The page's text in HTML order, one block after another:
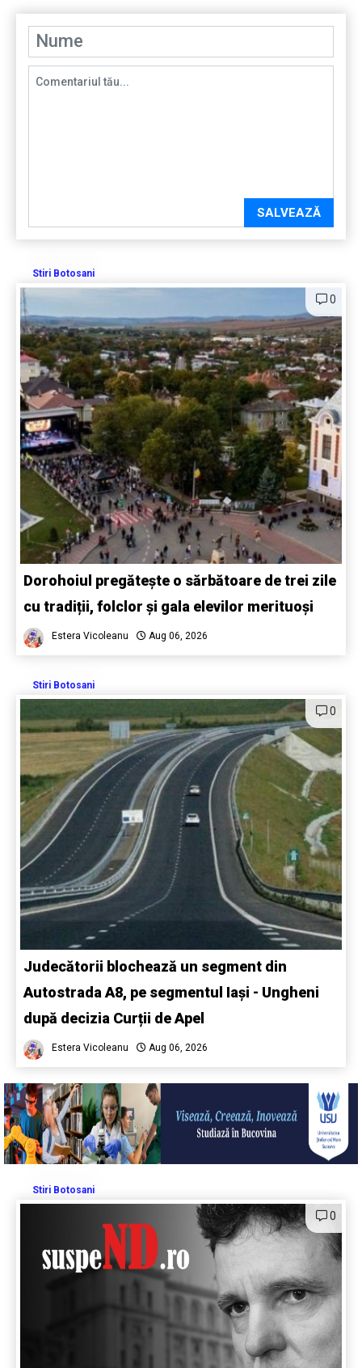
SALVEAZĂ
Stiri Botosani
0
Dorohoiul pregătește o sărbătoare de trei zile
cu tradiții, folclor și gala elevilor merituoși
Estera Vicoleanu Aug 06, 2026
Stiri Botosani
0
Judecătorii blochează un segment din
Autostrada A8, pe segmentul Iași - Ungheni
după decizia Curții de Apel
Estera Vicoleanu Aug 06, 2026
Stiri Botosani
0